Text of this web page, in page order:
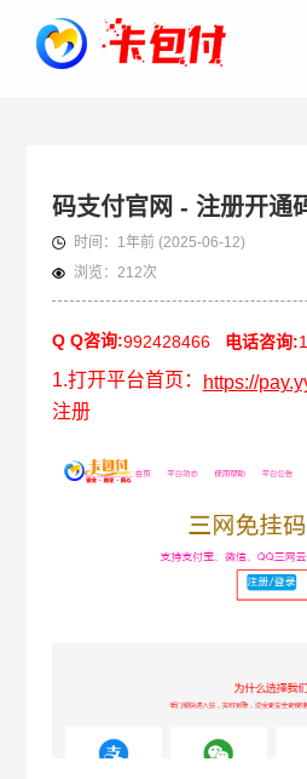
码支付官网 - 注册开通
时间： 1年前(2025-06-12)
浏览： 212次
Q Q咨询:992428466 电话咨询:
1.打开平台首页： https://
注册